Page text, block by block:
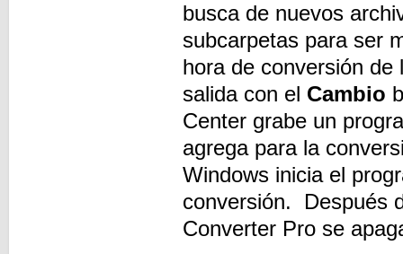
busca de nuevos
subcarpetas para ser
hora de conversión
salida con el Cambio
Center grabe un
agrega para la
Windows inicia el
conversión. Después
Converter Pro se